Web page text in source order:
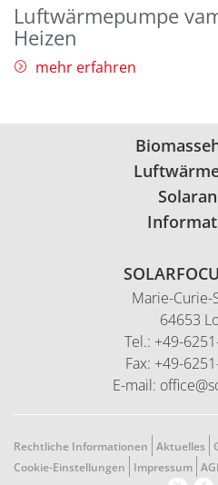
Luftwärmepumpe
Heizen
mehr erfahren
Marie-Curie-
64653
Tel.: +49-
Fax: +49-
E-mail:
Rechtliche Informationen Aktuelles
Cookie-Einstellungen
Impressum